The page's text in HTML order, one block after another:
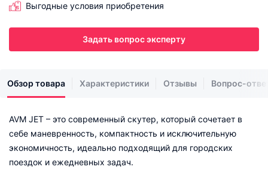
Выгодные условия приобретения
Задать вопрос эксперту
Обзор товара Характеристики Отзывы Вопрос-
AVM JET – это современный скутер, который сочетает в
себе маневренность, компактность и исключительную
экономичность, идеально подходящий для городских
поездок и ежедневных задач.